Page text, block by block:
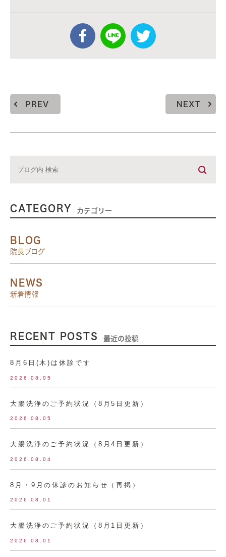
PREV NEXT
CATEGORY カテゴリー
BLOG
院長ブログ
NEWS
新着情報
RECENT POSTS 最近の投稿
8月6日(木)は休診です
2026.08.05
大腸洗浄のご予約状況（8月5日更新）
2026.08.05
大腸洗浄のご予約状況（8月4日更新）
2026.08.04
8月・9月の休診のお知らせ（再掲）
2026.08.01
大腸洗浄のご予約状況（8月1日更新）
2026.08.01